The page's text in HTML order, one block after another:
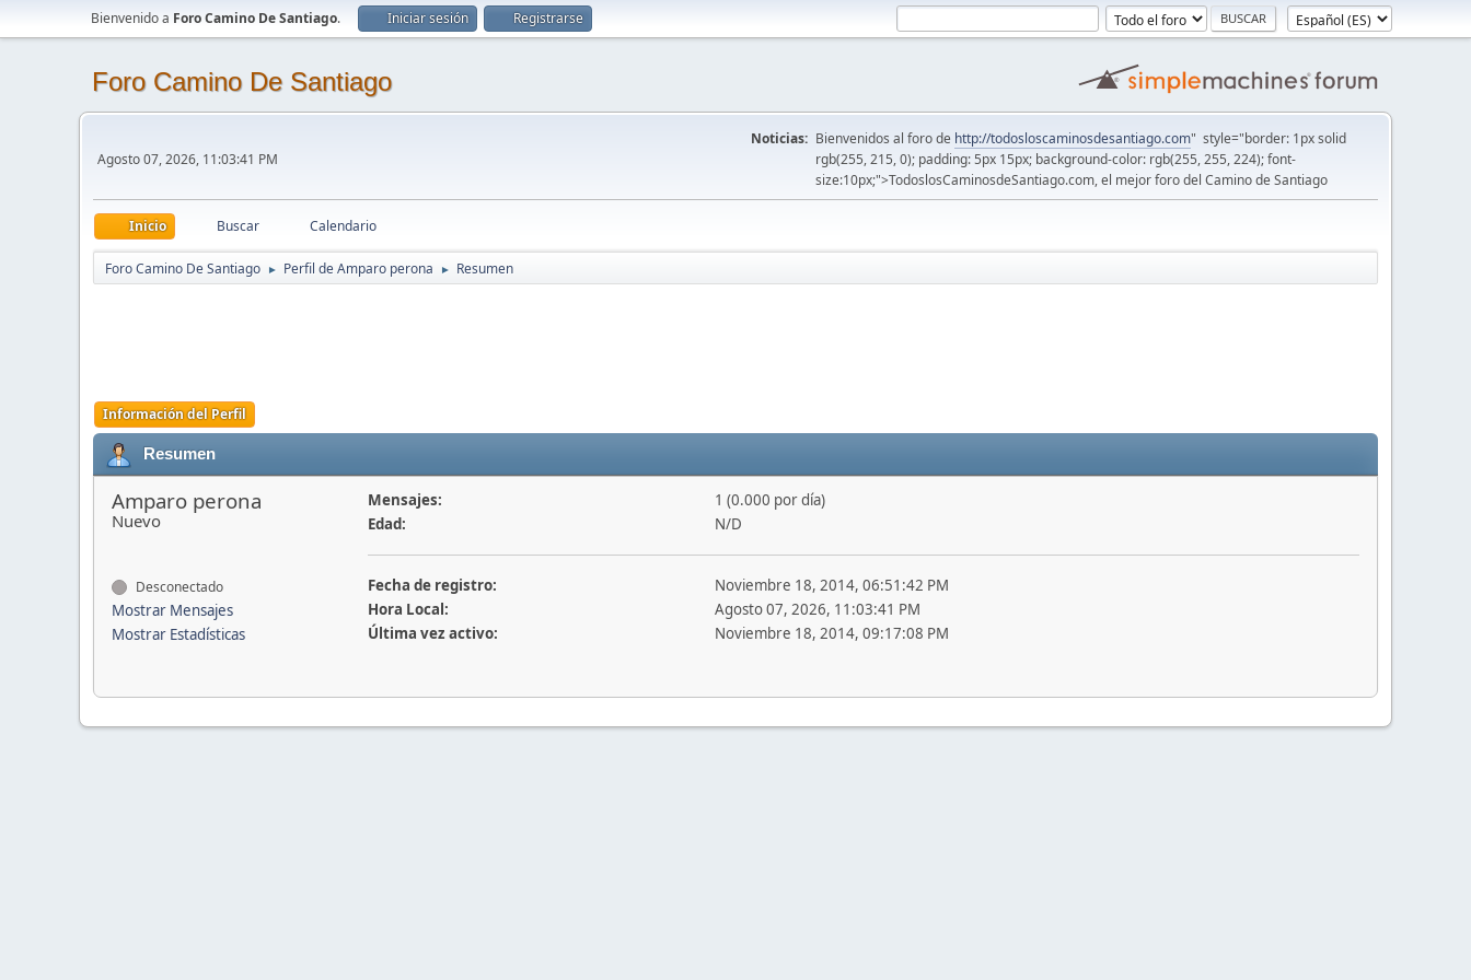
Bienvenido a Foro Camino De Santiago. Iniciar sesión Registrarse
Foro Camino De Santiago
Agosto 07, 2026, 11:03:41 PM
Noticias: Bienvenidos al foro de http://todosloscaminosdesantiago.com" style="border: 1px solid
rgb(255, 215, 0); padding: 5px 15px; background-color: rgb(255, 255, 224); font-
size:10px;">TodoslosCaminosdeSantiago.com, el mejor foro del Camino de Santiago
Inicio Buscar Calendario
Foro Camino De Santiago ► Perfil de Amparo perona ► Resumen
Información del Perfil
Resumen
Amparo perona
Nuevo
Desconectado
Mostrar Mensajes
Mostrar Estadísticas
Mensajes:
1 (0.000 por día)
Edad:
N/D
Fecha de registro:
Noviembre 18, 2014, 06:51:42 PM
Hora Local:
Agosto 07, 2026, 11:03:41 PM
Última vez activo:
Noviembre 18, 2014, 09:17:08 PM